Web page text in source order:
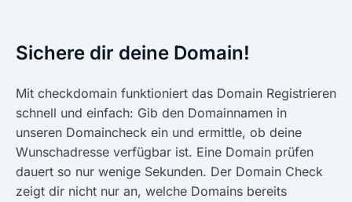
Sichere dir deine Domain!
Mit checkdomain funktioniert das Domain Registrieren
schnell und einfach: Gib den Domainnamen in
unseren Domaincheck ein und ermittle, ob deine
Wunschadresse verfügbar ist. Eine Domain prüfen
dauert so nur wenige Sekunden. Der Domain Check
zeigt dir nicht nur an, welche Domains bereits